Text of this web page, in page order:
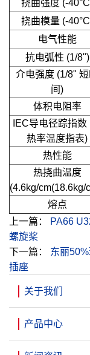
挠曲强度 (-
挠曲模量 (-
电气性能
抗电弧性 (1/8")
介电强度 (1/8"
间)
体积电阻率
IEC导电径踪指数
热率温度指表)
热性能
热挠曲温度
(4.6kg/cm(18.6kg/
熔点
上一篇：
PA66
螺旋桨
下一篇： 东丽
插座
关于我们
产品中心